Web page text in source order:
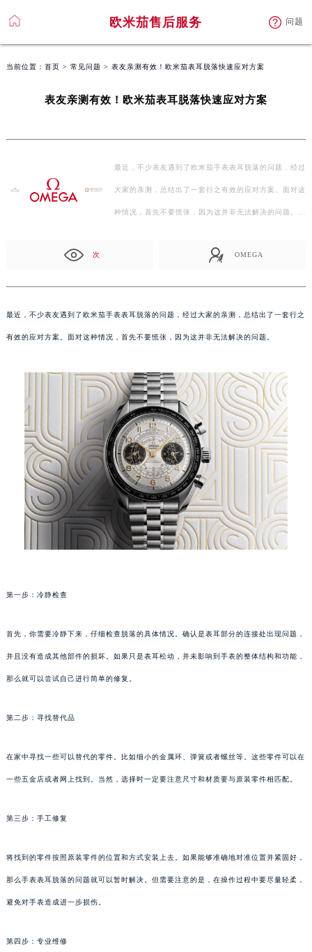
欧米茄售后服务 问题
当前位置： 首页 > 常见问题 > 表友亲测有效！欧米茄表耳脱落快速应对方案
表友亲测有效！欧米茄表耳脱落快速应对方案
最近，不少表友遇到了欧米茄手表表耳脱落的问题，经过
大家的亲测，总结出了一套行之有效的应对方案。面对这
种情况，首先不要慌张，因为这并非无法解决的问题。第
次 OMEGA
最近，不少表友遇到了欧米茄手表表耳脱落的问题，经过大家的亲测，总结出了一套行之
有效的应对方案。面对这种情况，首先不要慌张，因为这并非无法解决的问题。
第一步：冷静检查
首先，你需要冷静下来，仔细检查脱落的具体情况。确认是表耳部分的连接处出现问题，
并且没有造成其他部件的损坏。如果只是表耳松动，并未影响到手表的整体结构和功能，
那么就可以尝试自己进行简单的修复。
第二步：寻找替代品
在家中寻找一些可以替代的零件。比如细小的金属环、弹簧或者螺丝等。这些零件可以在
一些五金店或者网上找到。当然，选择时一定要注意尺寸和材质要与原装零件相匹配。
第三步：手工修复
将找到的零件按照原装零件的位置和方式安装上去。如果能够准确地对准位置并紧固好，
那么手表表耳脱落的问题就可以暂时解决。但需要注意的是，在操作过程中要尽量轻柔，
避免对手表造成进一步损伤。
第四步：专业维修